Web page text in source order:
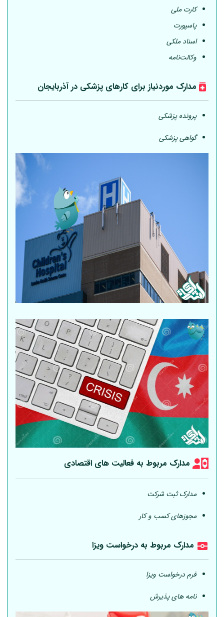
کارت ملی
پاسپورت
اسناد ملکی
وکالت‌نامه
مدارک موردنیاز برای کارهای پزشکی در آذربایجان
پرونده پزشکی
گواهی پزشکی
مدارک مربوط به فعالیت های اقتصادی
مدارک ثبت شرکت
مجوزهای کسب و کار
مدارک مربوط به درخواست ویزا
فرم درخواست ویزا
نامه های پذیرش